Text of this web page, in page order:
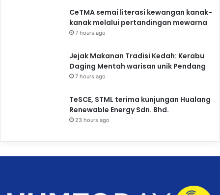
CeTMA semai literasi kewangan kanak-
kanak melalui pertandingan mewarna
7 hours ago
Jejak Makanan Tradisi Kedah: Kerabu
Daging Mentah warisan unik Pendang
7 hours ago
TeSCE, STML terima kunjungan Hualang
Renewable Energy Sdn. Bhd.
23 hours ago